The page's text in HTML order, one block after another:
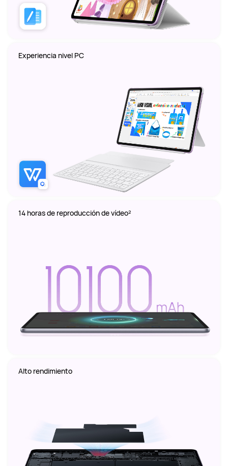
Experiencia nivel PC
14 horas de reproducción de vídeo²
Alto rendimiento